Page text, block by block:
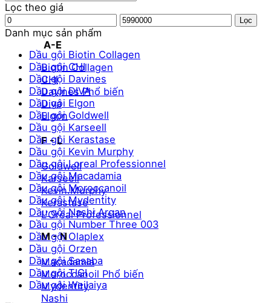
A-E
Biotin Collagen
CHI
Davines
Diva
Elgon
F - L
Goldwell
Karseell
Kevin.Murphy
Kerastase
L’Oréal Professionnel
M - N
Macadamia
Moroccanoil
Mydentity
Nashi
Lọc theo giá
Giá
tối
Giá
tối
Lọc
Danh mục sản phẩm
Dầu gội Biotin Collagen
Dầu gội CHI
Dầu gội Davines
Dầu gội DIVA
Dầu gội Elgon
Dầu gội Goldwell
Dầu gội Karseell
Dầu gội Kerastase
Dầu gội Kevin Murphy
Dầu gội Loreal Professionnel
Dầu gội Macadamia
Dầu gội Moroccanoil
Dầu gội Mydentity
Dầu gội Nashi Argan
Dầu gội Number Three 003
Dầu gội Olaplex
Dầu gội Orzen
Dầu gội Sasaba
Dầu gội TIGI
Dầu gội Weilaiya